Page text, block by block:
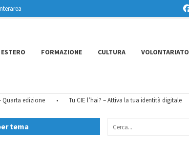
ESTERO FORMAZIONE CULTURA VOLONTARIATO
edizione Tu CIE l’hai? – Attiva la tua identità digitale
tema